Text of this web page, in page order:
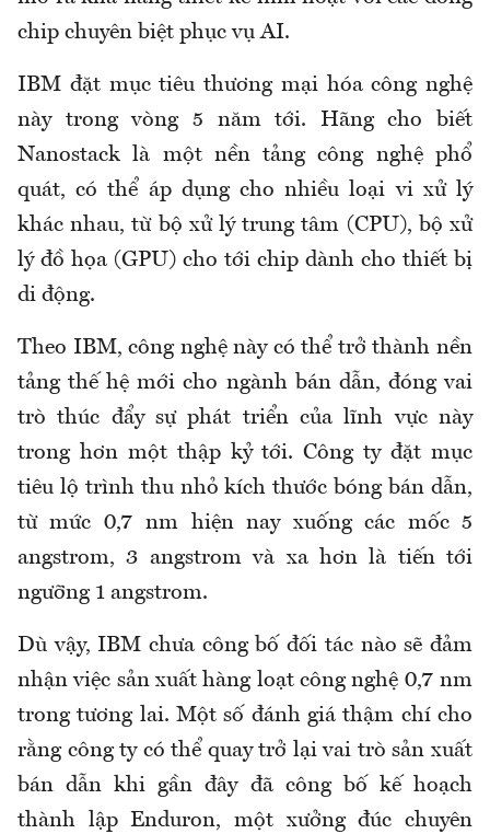
chip chuyên biệt phục vụ AI.
IBM đặt mục tiêu thương mại hóa công nghệ
này trong vòng 5 năm tới. Hãng cho biết
Nanostack là một nền tảng công nghệ phổ
quát, có thể áp dụng cho nhiều loại vi xử lý
khác nhau, từ bộ xử lý trung tâm (CPU), bộ xử
lý đồ họa (GPU) cho tới chip dành cho thiết bị
di động.
Theo IBM, công nghệ này có thể trở thành nền
tảng thế hệ mới cho ngành bán dẫn, đóng vai
trò thúc đẩy sự phát triển của lĩnh vực này
trong hơn một thập kỷ tới. Công ty đặt mục
tiêu lộ trình thu nhỏ kích thước bóng bán dẫn,
từ mức 0,7 nm hiện nay xuống các mốc 5
angstrom, 3 angstrom và xa hơn là tiến tới
ngưỡng 1 angstrom.
Dù vậy, IBM chưa công bố đối tác nào sẽ đảm
nhận việc sản xuất hàng loạt công nghệ 0,7 nm
trong tương lai. Một số đánh giá thậm chí cho
rằng công ty có thể quay trở lại vai trò sản xuất
bán dẫn khi gần đây đã công bố kế hoạch
thành lập Enduron, một xưởng đúc chuyên